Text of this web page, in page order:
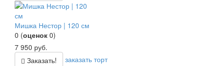
Мишка Нестор | 120 см
0 (оценок 0)
7 950 руб.
Заказать!
заказать торт